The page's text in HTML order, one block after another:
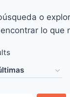
o
lo que
Sorted
by
latest